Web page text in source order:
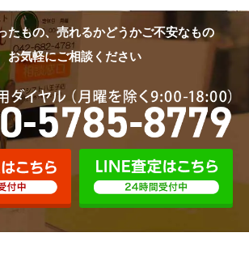
たもの、売れるかどうかご不安なもの
お気軽にご相談ください